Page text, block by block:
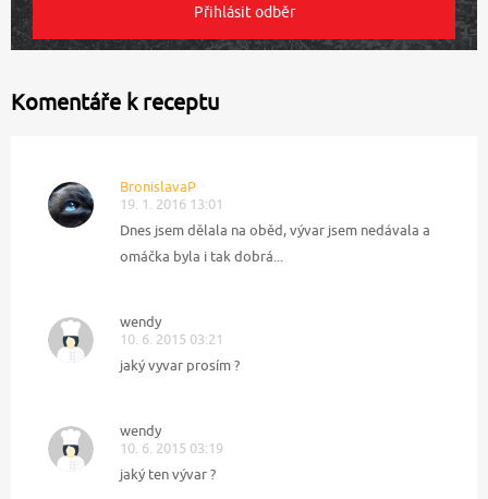
Komentáře k receptu
BronislavaP
19. 1. 2016 13:01
Dnes jsem dělala na oběd, vývar jsem nedávala a
omáčka byla i tak dobrá...
wendy
10. 6. 2015 03:21
jaký vyvar prosím ?
wendy
10. 6. 2015 03:19
jaký ten vývar ?